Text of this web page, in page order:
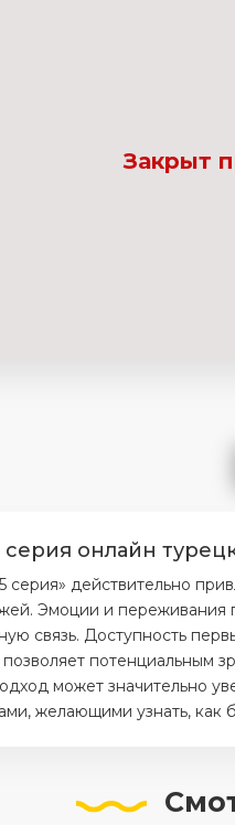
Закрыт
онлайн
серия» действительно
Эмоции и переживания
связь. Доступность
потенциальным
может значительно
желающими узнать, как